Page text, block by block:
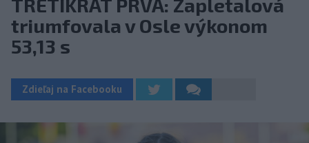
TRETÍKRÁT PRVÁ: Zapletalová
triumfovala v Osle výkonom
53,13 s
Zdieľaj na Facebooku